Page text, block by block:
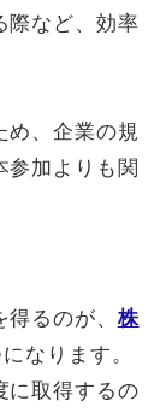
際など、効率
め、企業の規
参加よりも関
るのが、 株
なります。
に取得するの